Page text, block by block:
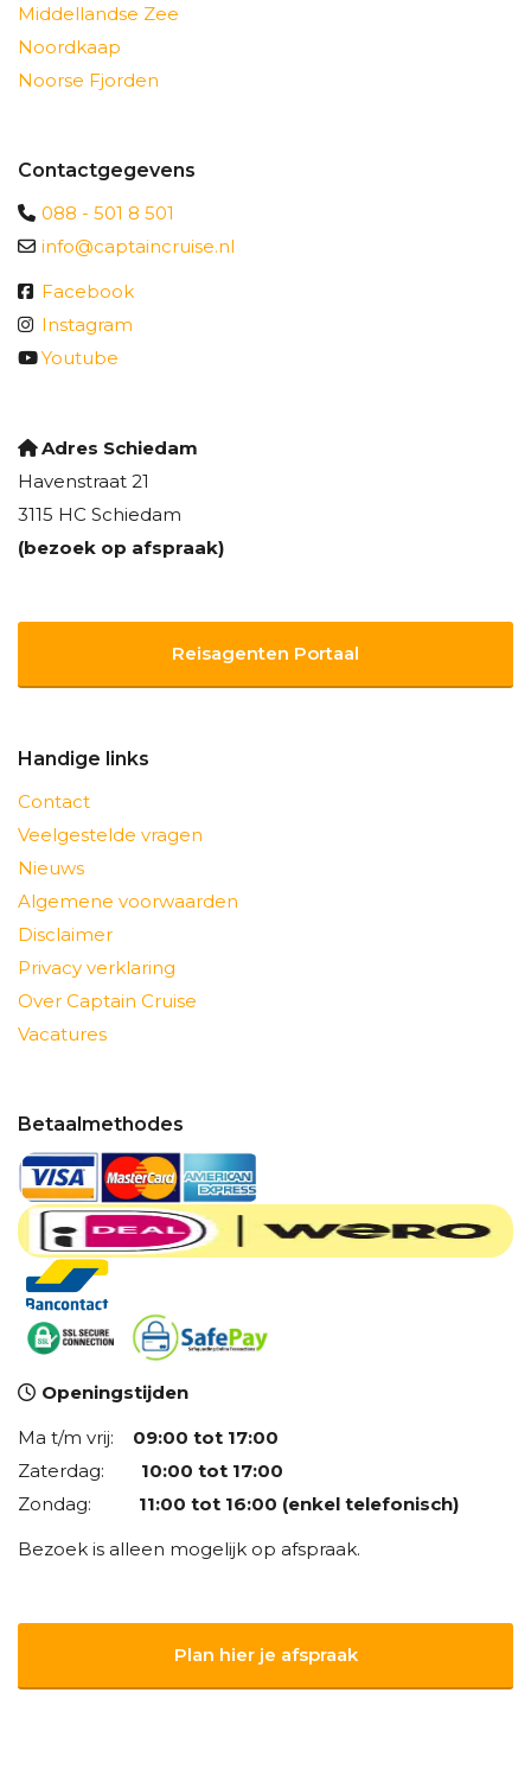
Middellandse Zee
Noordkaap
Noorse Fjorden
Contactgegevens
088 - 501 8 501
info@captaincruise.nl
Facebook
Instagram
Youtube
Adres Schiedam
Havenstraat 21
3115 HC Schiedam
(bezoek op afspraak)
Reisagenten Portaal
Handige links
Contact
Veelgestelde vragen
Nieuws
Algemene voorwaarden
Disclaimer
Privacy verklaring
Over Captain Cruise
Vacatures
Betaalmethodes
Openingstijden
Ma t/m vrij: 09:00 tot 17:00
Zaterdag: 10:00 tot 17:00
Zondag: 11:00 tot 16:00 (enkel telefonisch)
Bezoek is alleen mogelijk op afspraak.
Plan hier je afspraak